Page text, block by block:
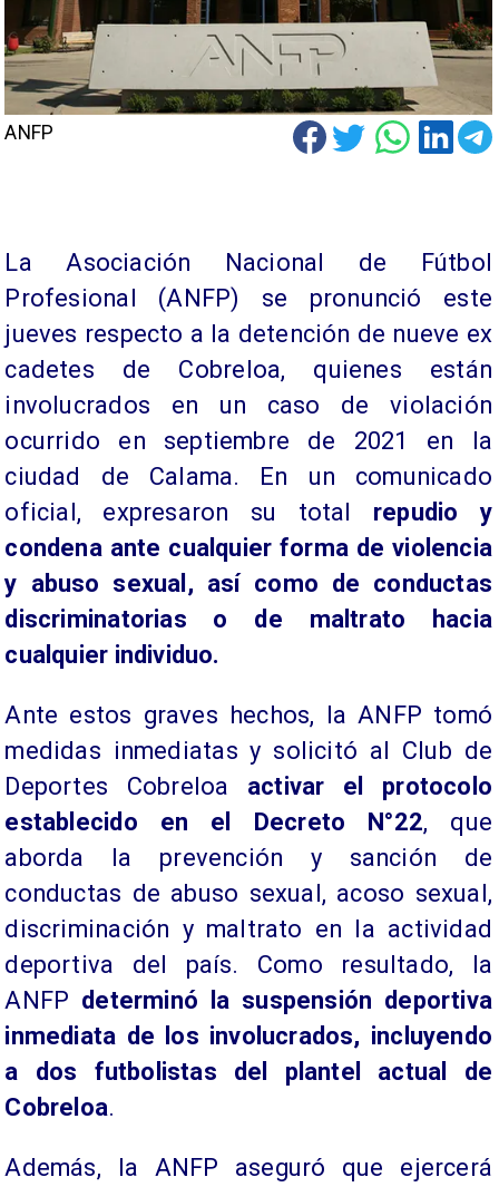
ANFP
La Asociación Nacional de Fútbol
Profesional (ANFP) se pronunció este
jueves respecto a la detención de nueve ex
cadetes de Cobreloa, quienes están
involucrados en un caso de violación
ocurrido en septiembre de 2021 en la
ciudad de Calama. En un comunicado
oficial, expresaron su total repudio y
condena ante cualquier forma de violencia
y abuso sexual, así como de conductas
discriminatorias o de maltrato hacia
cualquier individuo.
Ante estos graves hechos, la ANFP tomó
medidas inmediatas y solicitó al Club de
Deportes Cobreloa activar el protocolo
establecido en el Decreto N°22, que
aborda la prevención y sanción de
conductas de abuso sexual, acoso sexual,
discriminación y maltrato en la actividad
deportiva del país. Como resultado, la
ANFP determinó la suspensión deportiva
inmediata de los involucrados, incluyendo
a dos futbolistas del plantel actual de
Cobreloa.
Además, la ANFP aseguró que ejercerá